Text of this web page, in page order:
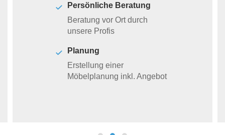
Persönliche Beratung
Beratung vor Ort durch
unsere Profis
Planung
Erstellung einer
Möbelplanung inkl. Angebot